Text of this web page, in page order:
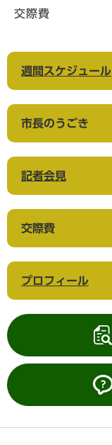
交際費
週間スケジュール
市長のうごき
記者会見
交際費
プロフィール